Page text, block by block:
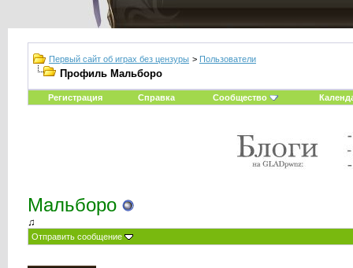
Первый сайт об играх без цензуры > Пользователи
Профиль Мальборо
Регистрация Справка Сообщество
Мальборо
♫
Отправить сообщение